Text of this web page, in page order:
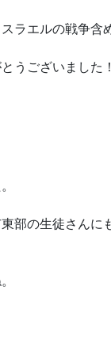
ラエルの戦争含め
うございました！
部の生徒さんに